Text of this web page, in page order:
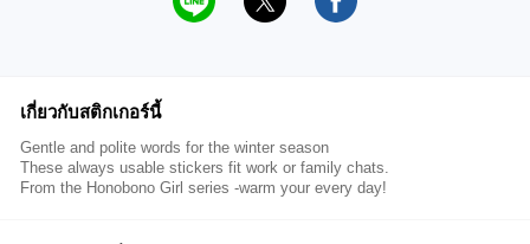
เกี่ยวกับสติกเกอร์นี้
Gentle and polite words for the winter season
These always usable stickers fit work or family chats.
From the Honobono Girl series -warm your every day!